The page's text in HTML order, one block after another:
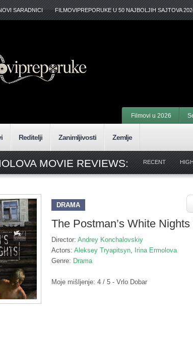
SARADNICI FILMOVIPREPORUKE U 50 NAJBOLJIH SAJTOVA
Filmovi u 2026
Reditelji Zanimljivosti Zemlje
MOVIE REVIEWS: RECENT
DRAMA
The Postman’s White Nights
Director: Andrey Konchalovskiy
Actors: Aleksey Tryapitsyn, Irina Ermolova
Genre: Drama
Moje mišljenje: 4 / 5 - Vrlo Dobar